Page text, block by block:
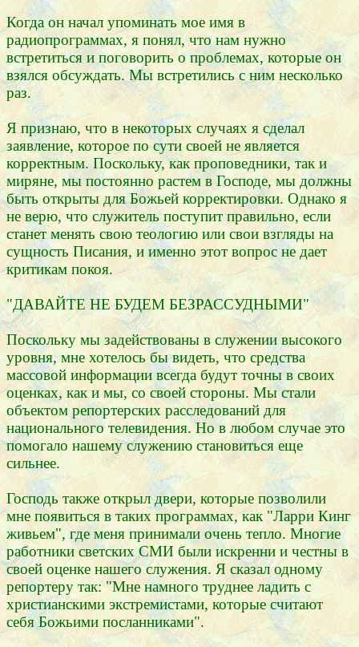
Когда он начал упоминать мое имя в
радиопрограммах, я понял, что нам нужно
встретиться и поговорить о проблемах, которые он
взялся обсуждать. Мы встретились с ним несколько
раз.
Я признаю, что в некоторых случаях я сделал
заявление, которое по сути своей не является
корректным. Поскольку, как проповедники, так и
миряне, мы постоянно растем в Господе, мы должны
быть открыты для Божьей корректировки. Однако я
не верю, что служитель поступит правильно, если
станет менять свою теологию или свои взгляды на
сущность Писания, и именно этот вопрос не дает
критикам покоя.
"ДАВАЙТЕ НЕ БУДЕМ БЕЗРАССУДНЫМИ"
Поскольку мы задействованы в служении высокого
уровня, мне хотелось бы видеть, что средства
массовой информации всегда будут точны в своих
оценках, как и мы, со своей стороны. Мы стали
объектом репортерских расследований для
национального телевидения. Но в любом случае это
помогало нашему служению становиться еще
сильнее.
Господь также открыл двери, которые позволили
мне появиться в таких программах, как "Ларри Кинг
живьем", где меня принимали очень тепло. Многие
работники светских СМИ были искренни и честны в
своей оценке нашего служения. Я сказал одному
репортеру так: "Мне намного труднее ладить с
христианскими экстремистами, которые считают
себя Божьими посланниками".